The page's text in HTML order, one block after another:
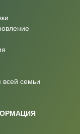
семьи